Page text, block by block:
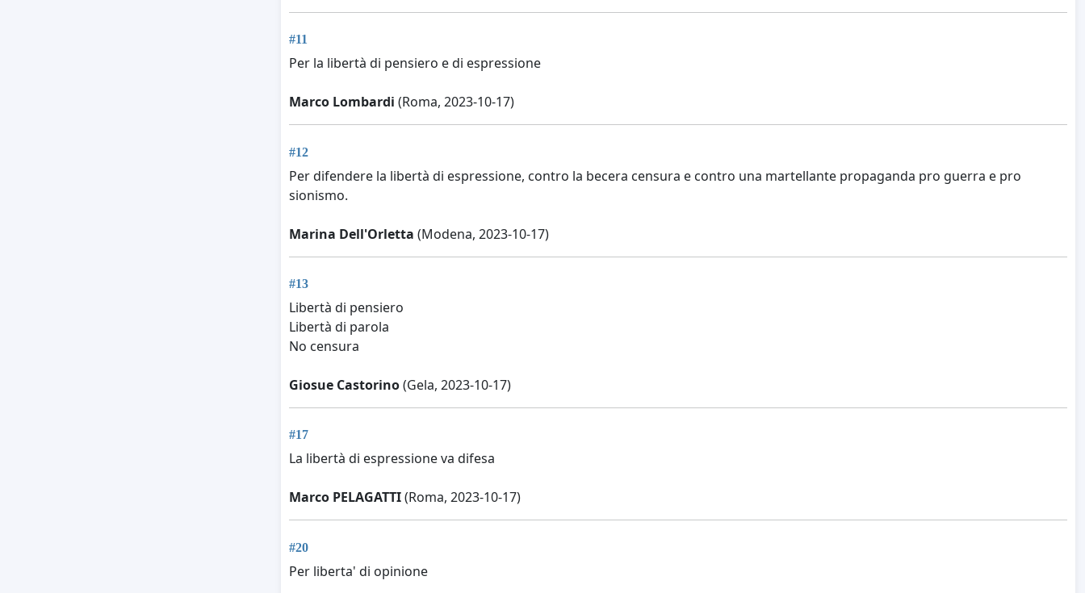
#11
Per la libertà di pensiero e di espressione
Marco Lombardi (Roma, 2023-10-17)
#12
Per difendere la libertà di espressione, contro la becera censura e contro una martellante propaganda pro guerra e pro
sionismo.
Marina Dell'Orletta (Modena, 2023-10-17)
#13
Libertà di pensiero
Libertà di parola
No censura
Giosue Castorino(Gela, 2023-10-17)
#17
La libertà di espressione va difesa
Marco PELAGATTI(Roma, 2023-10-17)
#20
Per liberta' di opinione